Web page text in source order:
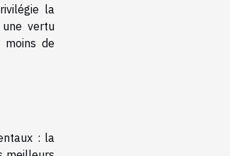
la
vertu
moins de
: la